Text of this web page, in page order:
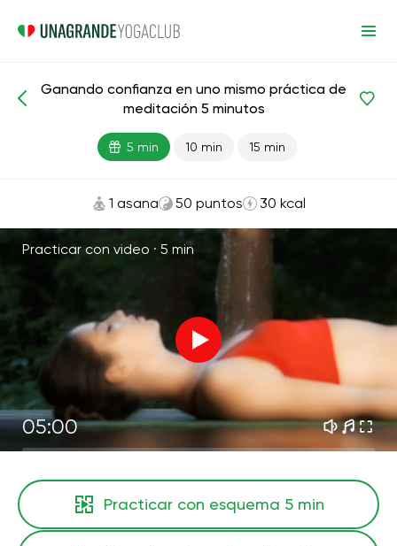
Meditaciones y respiración Autoestima
Ganando confianza en uno mismo práctica de
meditación 5 minutos
5 min 10 min 15 min
1 asana 50 puntos 30 kcal
Practicar con video · 5 min
05:00
Practicar con esquema 5 min